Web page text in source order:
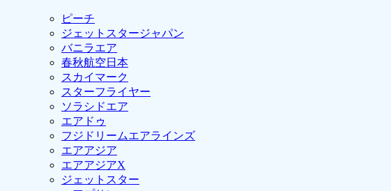
ピーチ
ジェットスタージャパン
バニラエア
春秋航空日本
スカイマーク
スターフライヤー
ソラシドエア
エアドゥ
フジドリームエアラインズ
エアアジア
エアアジアX
ジェットスター